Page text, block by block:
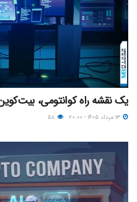
یک نقشه راه کوانتومی، بیت‌کوین